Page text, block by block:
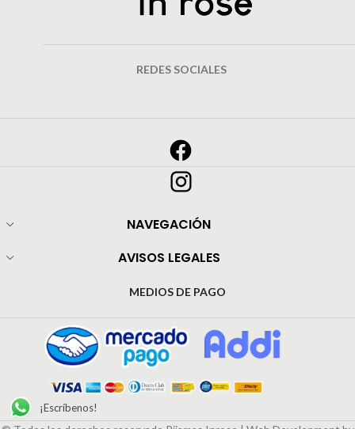
REDES SOCIALES
NAVEGACIÓN
AVISOS LEGALES
MEDIOS DE PAGO
¡Escríbenos!